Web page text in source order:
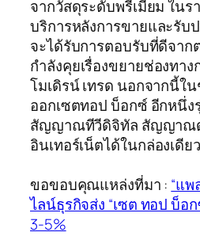
จากวัสดุระดับพรีเมียม ในร
บริการหลังการขายและรับ
จะได้รับการตอบรับที่ดีจา
กำลังคุยเรื่องขยายช่องทา
โมเดิรน์ เทรด นอกจากนี้ใ
ออกเซตทอป บ็อกซ์ อีกหนึ่ง
สัญญาณทีวีดิจิทัล สัญญาณด
อินเทอร์เน็ตได้ในกล่องเดีย
ขอขอบคุณแหล่งที่มา : “แพ
ไลน์ธุรกิจส่ง “เซต ทอป บ็อ
3-5%